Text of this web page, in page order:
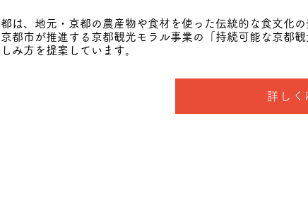
は、地元・京都の農産物や食材を使った伝統的な食文化
都市が推進する京都観光モラル事業の「持続可能な京都
み方を提案しています。
詳しく